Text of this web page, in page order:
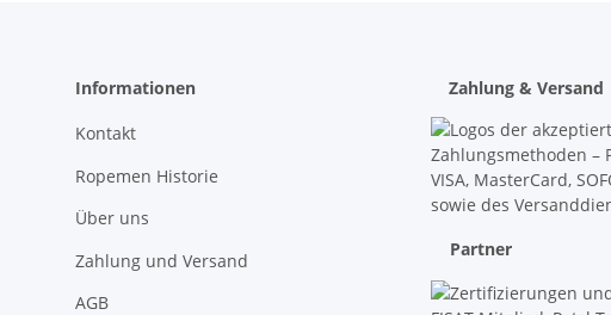
Informationen
Kontakt
Ropemen Historie
Über uns
Zahlung und Versand
AGB
Zahlung & Versand
Partner